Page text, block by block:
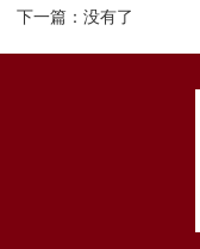
下一篇：没有了